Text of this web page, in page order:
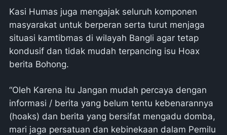
Kasi Humas juga mengajak seluruh komponen
masyarakat untuk berperan serta turut menjaga
situasi kamtibmas di wilayah Bangli agar tetap
kondusif dan tidak mudah terpancing isu Hoax
berita Bohong.
“Oleh Karena itu Jangan mudah percaya dengan
informasi / berita yang belum tentu kebenarannya
(hoaks) dan berita yang bersifat mengadu domba,
mari jaga persatuan dan kebinekaan dalam Pemilu